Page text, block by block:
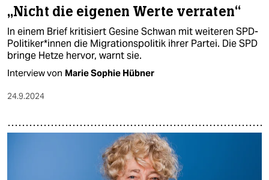
„Nicht die eigenen Werte verraten“
In einem Brief kritisiert Gesine Schwan mit weiteren SPD-
Politiker*innen die Migrationspolitik ihrer Partei. Die SPD
bringe Hetze hervor, warnt sie.
Interview von Marie Sophie Hübner
24.9.2024